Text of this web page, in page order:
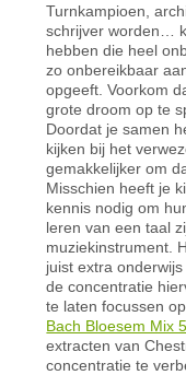
Turnkampioen,
schrijver worden…
hebben die heel
zo onbereikbaar
opgeeft. Voorkom
grote droom op te
Doordat je samen
kijken bij het
gemakkelijker om
Misschien heeft je
kennis nodig om
leren van een taal
muziekinstrument.
juist extra
de concentratie
te laten focussen
Bach Bloesem Mix
extracten van
concentratie te